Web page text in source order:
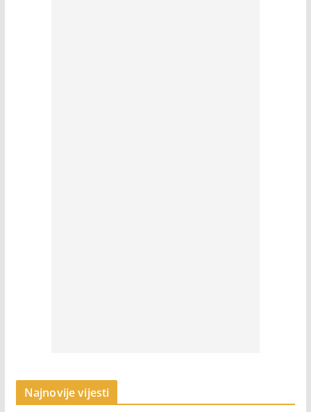
Najnovije vijesti